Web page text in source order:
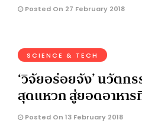
Posted On 27 February 2018
SCIENCE & TECH
‘วิจัยอร่อยจัง’ นวัต
สุดแหวก สู่ยอดอาหาร
Posted On 13 February 2018